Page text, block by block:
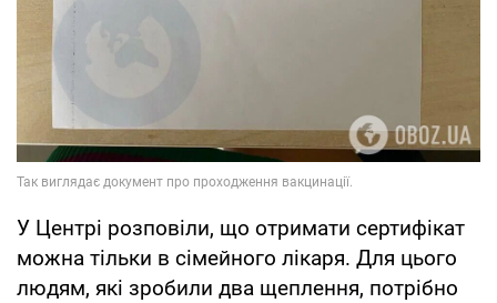
У Центрі розповіли, що отримати сертифікат
можна тільки в сімейного лікаря. Для цього
людям, які зробили два щеплення, потрібно